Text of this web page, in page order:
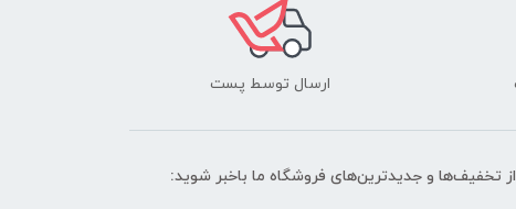
ارسال توسط پست
از تخفیف‌ها و جدیدترین‌های فروشگاه ما باخبر شوید: